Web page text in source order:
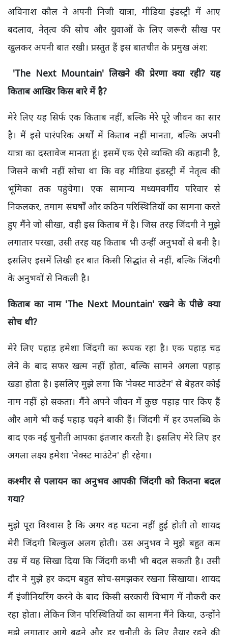
अविनाश कौल ने अपनी निजी यात्रा, मीडिया इंडस्ट्री में आए
बदलाव, नेतृत्व की सोच और युवाओं के लिए जरूरी सीख पर
खुलकर अपनी बात रखी। प्रस्तुत हैं इस बातचीत के प्रमुख अंश:
'The Next Mountain' लिखने की प्रेरणा क्या रही? यह
किताब आखिर किस बारे में है?
मेरे लिए यह सिर्फ एक किताब नहीं, बल्कि मेरे पूरे जीवन का सार
है। मैं इसे पारंपरिक अर्थों में किताब नहीं मानता, बल्कि अपनी
यात्रा का दस्तावेज मानता हूं। इसमें एक ऐसे व्यक्ति की कहानी है,
जिसने कभी नहीं सोचा था कि वह मीडिया इंडस्ट्री में नेतृत्व की
भूमिका तक पहुंचेगा। एक सामान्य मध्यमवर्गीय परिवार से
निकलकर, तमाम संघर्षों और कठिन परिस्थितियों का सामना करते
हुए मैंने जो सीखा, वही इस किताब में है। जिस तरह जिंदगी ने मुझे
लगातार परखा, उसी तरह यह किताब भी उन्हीं अनुभवों से बनी है।
इसलिए इसमें लिखी हर बात किसी सिद्धांत से नहीं, बल्कि जिंदगी
के अनुभवों से निकली है।
किताब का नाम 'The Next Mountain' रखने के पीछे क्या
सोच थी?
मेरे लिए पहाड़ हमेशा जिंदगी का रूपक रहा है। एक पहाड़ चढ़
लेने के बाद सफर खत्म नहीं होता, बल्कि सामने अगला पहाड़
खड़ा होता है। इसलिए मुझे लगा कि 'नेक्स्ट माउंटेन' से बेहतर कोई
नाम नहीं हो सकता। मैंने अपने जीवन में कुछ पहाड़ पार किए हैं
और आगे भी कई पहाड़ चढ़ने बाकी हैं। जिंदगी में हर उपलब्धि के
बाद एक नई चुनौती आपका इंतजार करती है। इसलिए मेरे लिए हर
अगला लक्ष्य हमेशा 'नेक्स्ट माउंटेन' ही रहेगा।
कश्मीर से पलायन का अनुभव आपकी जिंदगी को कितना बदल
गया?
मुझे पूरा विश्वास है कि अगर वह घटना नहीं हुई होती तो शायद
मेरी जिंदगी बिल्कुल अलग होती। उस अनुभव ने मुझे बहुत कम
उम्र में यह सिखा दिया कि जिंदगी कभी भी बदल सकती है। उसी
दौर ने मुझे हर कदम बहुत सोच-समझकर रखना सिखाया। शायद
मैं इंजीनियरिंग करने के बाद किसी सरकारी विभाग में नौकरी कर
रहा होता। लेकिन जिन परिस्थितियों का सामना मैंने किया, उन्होंने
मुझे लगातार आगे बढ़ने और हर चुनौती के लिए तैयार रहने की